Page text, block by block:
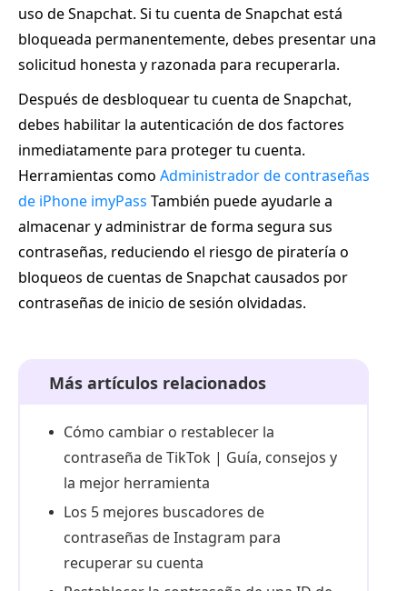
uso de Snapchat. Si tu cuenta de Snapchat está
bloqueada permanentemente, debes presentar una
solicitud honesta y razonada para recuperarla.
Después de desbloquear tu cuenta de Snapchat,
debes habilitar la autenticación de dos factores
inmediatamente para proteger tu cuenta.
Herramientas como Administrador de contraseñas
de iPhone imyPass También puede ayudarle a
almacenar y administrar de forma segura sus
contraseñas, reduciendo el riesgo de piratería o
bloqueos de cuentas de Snapchat causados por
contraseñas de inicio de sesión olvidadas.
Más artículos relacionados
Cómo cambiar o restablecer la
contraseña de TikTok | Guía, consejos y
la mejor herramienta
Los 5 mejores buscadores de
contraseñas de Instagram para
recuperar su cuenta